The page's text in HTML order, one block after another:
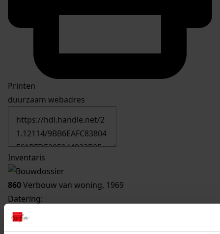
Printen
duurzaam webadres
Inventaris
860Verbouw van woning, 1969
Datering:
1969
Beschrijving: